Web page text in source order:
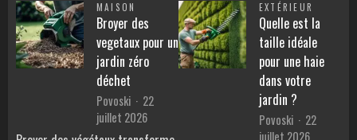
MAISON
Broyer des
vegetaux pour un
jardin zéro
déchet
Povoski
22
juillet 2026
EXTÉRIEUR
Quelle est la
taille idéale
pour une haie
dans votre
jardin ?
Povoski
22
juillet 2026